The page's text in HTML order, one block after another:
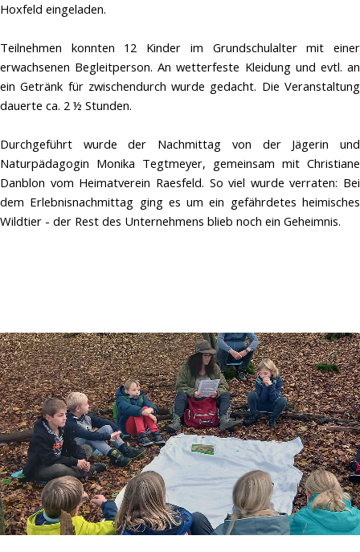
Hoxfeld eingeladen.
Teilnehmen konnten 12 Kinder im Grundschulalter mit einer
erwachsenen Begleitperson. An wetterfeste Kleidung und evtl. an
ein Getränk für zwischendurch wurde gedacht. Die Veranstaltung
dauerte ca. 2 ½ Stunden.
Durchgeführt wurde der Nachmittag von der Jägerin und
Naturpädagogin Monika Tegtmeyer, gemeinsam mit Christiane
Danblon vom Heimatverein Raesfeld. So viel wurde verraten: Bei
dem Erlebnisnachmittag ging es um ein gefährdetes heimisches
Wildtier - der Rest des Unternehmens blieb noch ein Geheimnis.